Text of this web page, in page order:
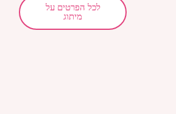
לכל הפרטים על
מיתוג